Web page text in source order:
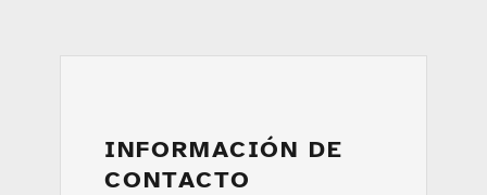
INFORMACIÓN DE
CONTACTO